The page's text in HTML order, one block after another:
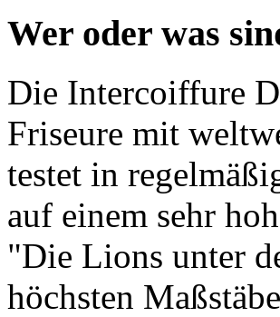
Wer oder was
Die Intercoiffure
Friseure mit
testet in
auf einem sehr
"Die Lions unter
höchsten